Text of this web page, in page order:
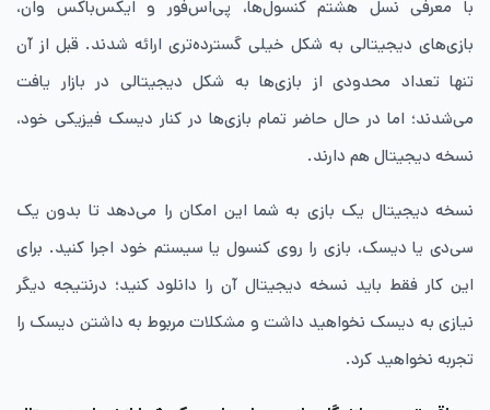
با معرفی نسل هشتم کنسول‌ها، پی‌اس‌فور و ایکس‌باکس وان،
بازی‌های دیجیتالی به شکل خیلی گسترده‌تری ارائه شدند. قبل از آن
تنها تعداد محدودی از بازی‌ها به شکل دیجیتالی در بازار یافت
می‌شدند؛ اما در حال حاضر تمام بازی‌ها در کنار دیسک فیزیکی خود،
نسخه دیجیتال هم دارند.
نسخه دیجیتال یک بازی به شما این امکان را می‌دهد تا بدون یک
سی‌دی یا دیسک، بازی را روی کنسول یا سیستم خود اجرا کنید. برای
این کار فقط باید نسخه دیجیتال آن را دانلود کنید؛ درنتیجه دیگر
نیازی به دیسک نخواهید داشت و مشکلات مربوط به داشتن دیسک را
تجربه نخواهید کرد.